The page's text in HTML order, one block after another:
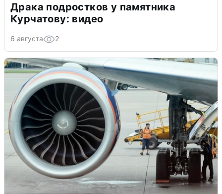
Драка подростков у памятника
Курчатову: видео
6 августа 2